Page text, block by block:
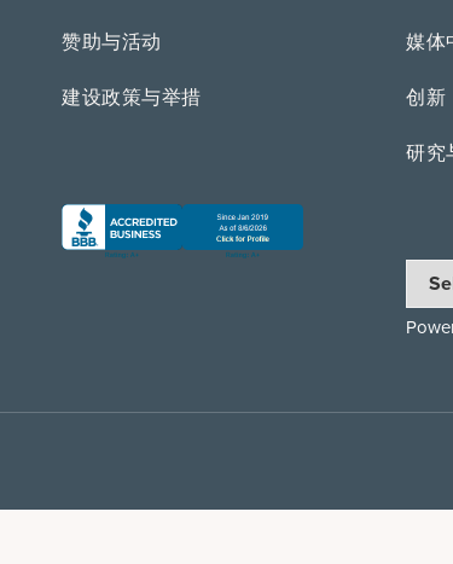
赞助与活动
建设政策与举措
媒体
创新
研究